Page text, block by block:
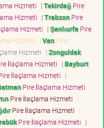
Hizmeti | Tekirdağ Pire
Hizmeti | TrabzonPire
Hizmeti | Şanlıurfa Pire
Hizmeti | VanPire
Hizmeti | Zonguldak
İlaçlama Hizmeti | Bayburt
İlaçlama Hizmeti |
Pire İlaçlama Hizmeti |
Pire İlaçlama Hizmeti |
Pire İlaçlama Hizmeti |
Pire İlaçlama Hizmeti |